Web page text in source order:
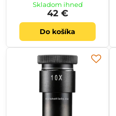
Skladom ihneď
42 €
Do košíka